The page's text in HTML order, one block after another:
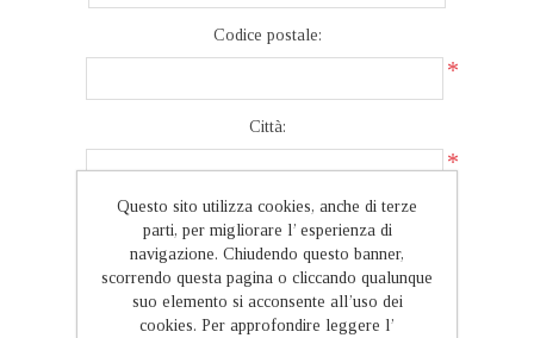
Codice postale:
*
Città:
*
Stato/provincia:
Questo sito utilizza cookies, anche di terze
parti, per migliorare l’ esperienza di
navigazione. Chiudendo questo banner,
scorrendo questa pagina o cliccando qualunque
suo elemento si acconsente all’uso dei
cookies. Per approfondire leggere l’